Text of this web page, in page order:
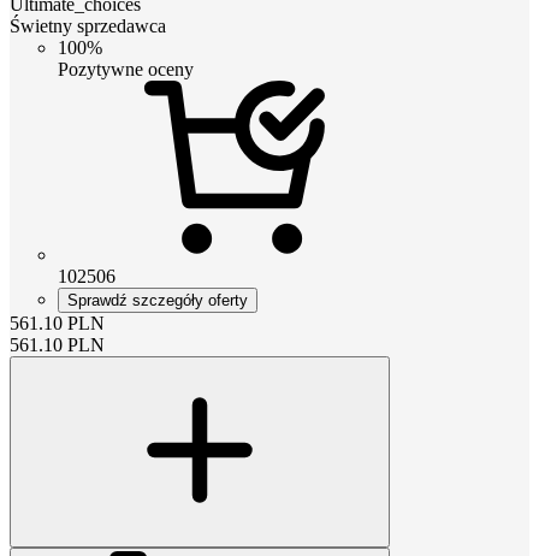
Ultimate_choices
Świetny sprzedawca
100%
Pozytywne oceny
102506
Sprawdź szczegóły oferty
561.10 PLN
561.10 PLN